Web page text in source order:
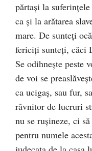
părtaşi la
ca şi la arătarea
mare. De sunteţi
fericiţi sunteţi, căci
Se odihneşte peste
de voi se
ca ucigaş, sau fur,
râvnitor de lucruri
nu se ruşineze, ci
pentru numele